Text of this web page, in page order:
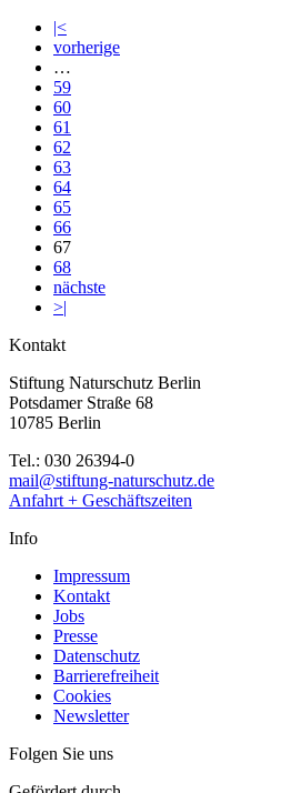
|<
vorherige
…
59
60
61
62
63
64
65
66
67
68
nächste
>|
Kontakt
Stiftung Naturschutz Berlin
Potsdamer Straße 68
10785 Berlin
Tel.: 030 26394-0
mail@stiftung-naturschutz.de
Anfahrt + Geschäftszeiten
Info
Impressum
Kontakt
Jobs
Presse
Datenschutz
Barrierefreiheit
Cookies
Newsletter
Folgen Sie uns